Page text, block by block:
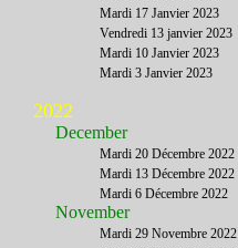
Mardi 17 Janvier 2023
Vendredi 13 janvier 2023
Mardi 10 Janvier 2023
Mardi 3 Janvier 2023
2022
December
Mardi 20 Décembre 2022
Mardi 13 Décembre 2022
Mardi 6 Décembre 2022
November
Mardi 29 Novembre 2022